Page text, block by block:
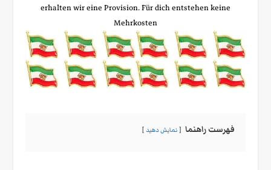
erhalten wir eine Provision. Für dich entstehen keine
Mehrkosten
فهرست راهنما نمایش دهید